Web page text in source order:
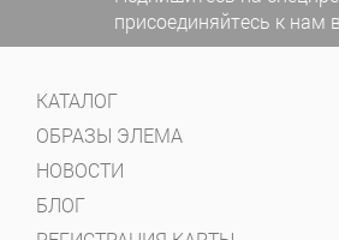
присоединяйтесь к нам
КАТАЛОГ
ОБРАЗЫ ЭЛЕМА
НОВОСТИ
БЛОГ